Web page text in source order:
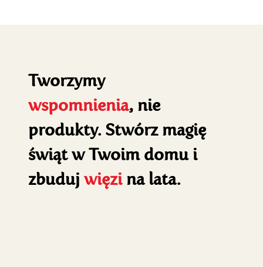
Tworzymy
wspomnienia, nie
produkty. Stwórz magię
świąt w Twoim domu i
zbuduj więzina lata.